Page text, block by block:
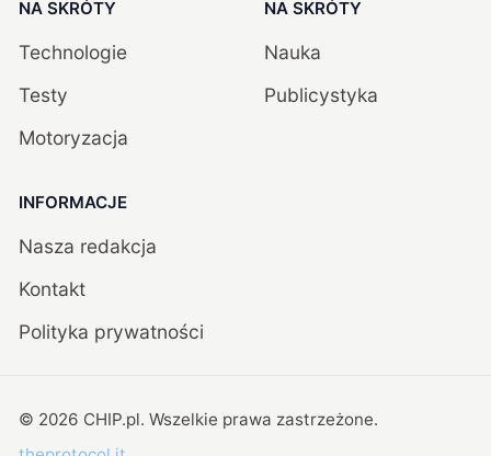
NA SKRÓTY
Technologie
Testy
Motoryzacja
NA SKRÓTY
Nauka
Publicystyka
INFORMACJE
Nasza redakcja
Kontakt
Polityka prywatności
© 2026 CHIP.pl. Wszelkie prawa zastrzeżone.